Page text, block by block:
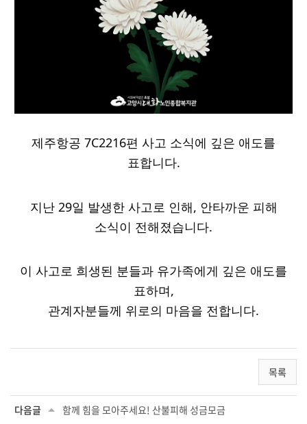
제주항공 7C2216편 사고 소식에 깊은 애도를
표합니다.
지난 29일 발생한 사고로 인해, 안타까운 피해
소식이 전해졌습니다.
이 사고로 희생된 분들과 유가족에게 깊은 애도를
표하며,
관계자분들께 위로의 마음을 전합니다.
목록
다음글 함께 힘을 모아주세요! 산불피해 성금모금